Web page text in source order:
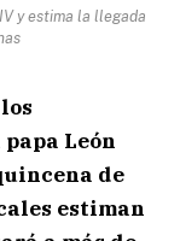
y estima la llegada
León
de
estiman